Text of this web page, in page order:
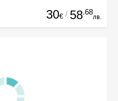
30€ / 58.68
лв.